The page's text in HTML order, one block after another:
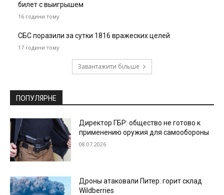
билет с выигрышем
16 години тому
СБС поразили за сутки 1816 вражеских целей
17 години тому
Завантажити більше
ПОПУЛЯРНЕ
Директор ГБР: общество не готово к
применению оружия для самообороны
08.07.2026
Дроны атаковали Питер: горит склад
Wildberries